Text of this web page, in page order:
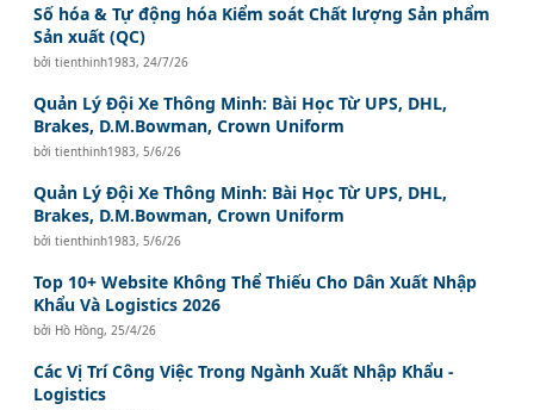
Số hóa & Tự động hóa Kiểm soát Chất lượng Sản phẩm
Sản xuất (QC)
bởitienthinh1983, 24/7/26
Quản Lý Đội Xe Thông Minh: Bài Học Từ UPS, DHL,
Brakes, D.M.Bowman, Crown Uniform
bởitienthinh1983, 5/6/26
Quản Lý Đội Xe Thông Minh: Bài Học Từ UPS, DHL,
Brakes, D.M.Bowman, Crown Uniform
bởitienthinh1983, 5/6/26
Top 10+ Website Không Thể Thiếu Cho Dân Xuất Nhập
Khẩu Và Logistics 2026
bởi Hồ Hồng, 25/4/26
Các Vị Trí Công Việc Trong Ngành Xuất Nhập Khẩu -
Logistics